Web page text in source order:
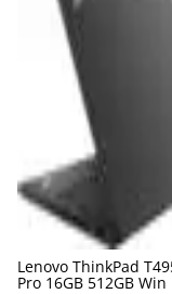
Lenovo ThinkPad
Pro 16GB 512GB Win